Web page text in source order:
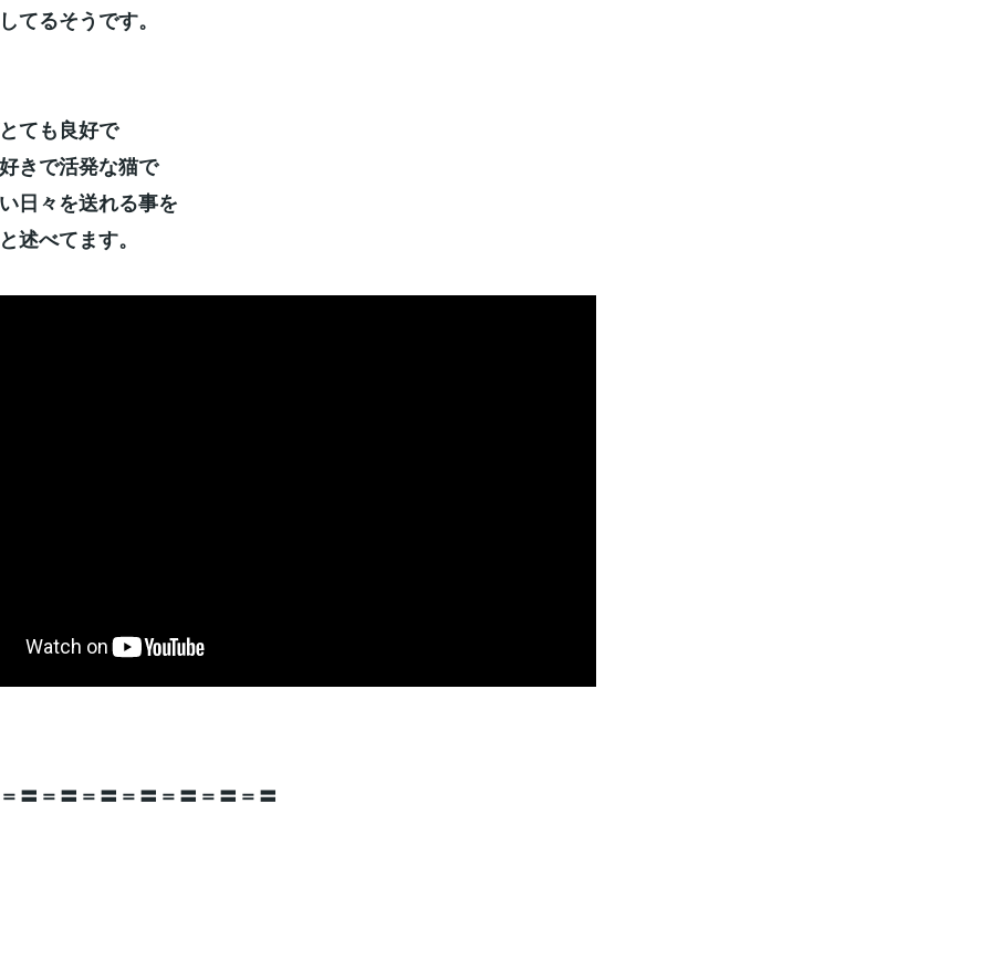
てるそうです。
ても良好で
きで活発な猫で
日々を送れる事を
述べてます。
〓＝〓＝〓＝〓＝〓＝〓＝〓